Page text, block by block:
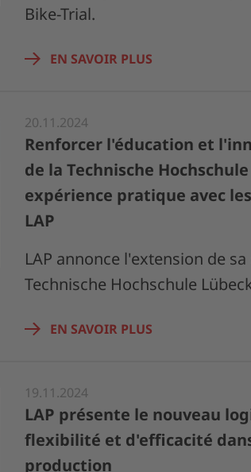
Bike-Trial.
EN SAVOIR PLUS
20.11.2024
Renforcer l'éducation et
de la Technische
expérience pratique avec
LAP
LAP annonce l'extension de
Technische Hochschule
EN SAVOIR PLUS
19.11.2024
LAP présente le nouveau
flexibilité et d'efficacité
production